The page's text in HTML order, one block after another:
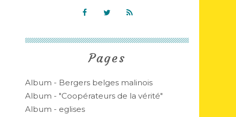
Pages
Album - Bergers belges malinois
Album - "Coopérateurs de la vérité"
Album - eglises